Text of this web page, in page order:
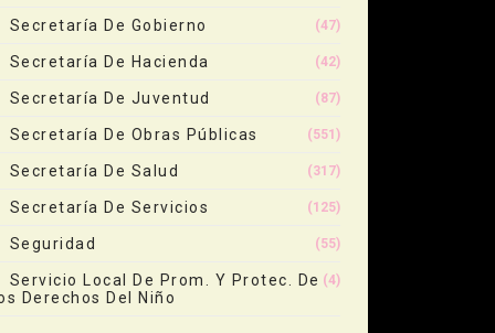
Secretaría De Gobierno (47)
Secretaría De Hacienda (42)
Secretaría De Juventud (87)
Secretaría De Obras Públicas (551)
Secretaría De Salud (317)
Secretaría De Servicios (125)
Seguridad (55)
Servicio Local De Prom. Y Protec. De
Derechos Del Niño
(4)